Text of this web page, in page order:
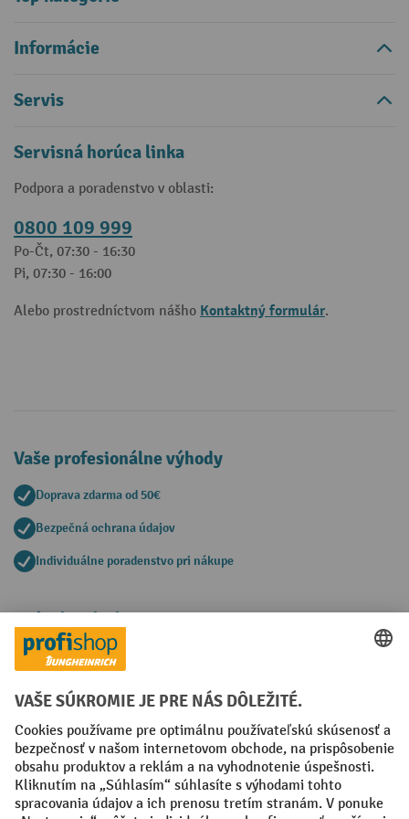
Informácie
Servis
Servisná horúca linka
Podpora a poradenstvo v oblasti:
0800 109 999
Po-Čt, 07:30 - 16:30
Pi, 07:30 - 16:00
Alebo prostredníctvom nášho Kontaktný formulár.
Vaše profesionálne výhody
Doprava zdarma od 50€
Bezpečná ochrana údajov
Individuálne poradenstvo pri nákupe
Spôsoby platby
Creditcard (Master)Creditcard (Visa)
Faktúra Predplatba
Sociálne siete
Facebook
YouTube
LinkedIn